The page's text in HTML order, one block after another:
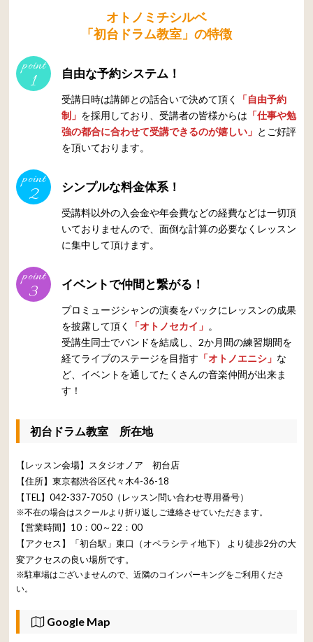
オトノミチシルベ
「初台ドラム教室」の特徴
point
1 自由な予約システム！
受講日時は講師との話合いで決めて頂く
「自由予約
制」 を採用しており、受講者の皆様からは 「仕事や勉
強の都合に合わせて受講できるのが嬉しい」 とご好評
を頂いております。
point
2 シンプルな料金体系！
受講料以外の入会金や年会費などの経費などは一切頂
いておりませんので、面倒な計算の必要なくレッスン
に集中して頂けます。
point
3 イベントで仲間と繋がる！
プロミュージシャンの演奏をバックにレッスンの成果
を披露して頂く
「オトノセカイ」 。
受講生同士でバンドを結成し、2か月間の練習期間を
経てライブのステージを目指す 「オトノエニシ」 な
ど、イベントを通してたくさんの音楽仲間が出来ま
す！
初台ドラム教室 所在地
【レッスン会場】スタジオノア 初台店
【住所】東京都渋谷区代々木4-36-18
【TEL】042-337-7050（レッスン問い合わせ専用番号）
※不在の場合はスクールより折り返しご連絡させていただきます。
【営業時間】10：00～22：00
【アクセス】「初台駅」東口（オペラシティ地下） より徒歩2分の大
変アクセスの良い場所です。
※駐車場はございませんので、近隣のコインパーキングをご利用くださ
い。
Google Map